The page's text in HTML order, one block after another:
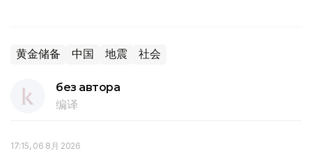
黄金储备 中国 地震 社会
без автора
编译
17:15, 06 8月 2026